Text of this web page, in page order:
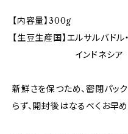
【内容量】300g
【生豆生産国】エルサルバドル
インドネシア
新鮮さを保つため、密閉パッ
らず、開封後はなるべくお早